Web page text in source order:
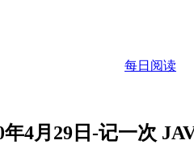
每日阅读
年4月29日-记一次